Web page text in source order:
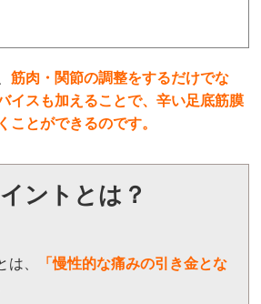
筋肉・関節の調整をするだけでな
イスも加えることで、辛い足底筋膜
ことができるのです。
ントとは？
は、 「慢性的な痛みの引き金とな